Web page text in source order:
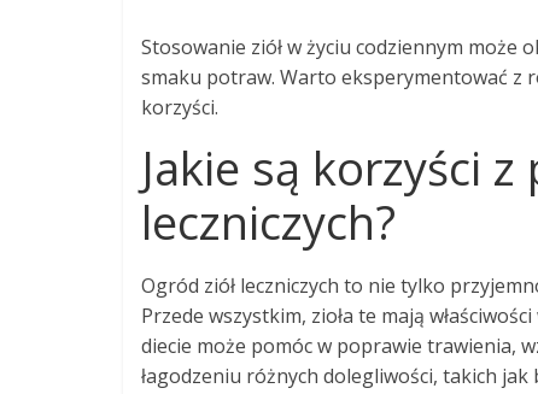
Stosowanie ziół w życiu codziennym może
smaku potraw. Warto eksperymentować z
korzyści.
Jakie są korzyści
leczniczych?
Ogród ziół leczniczych to nie tylko
Przede wszystkim, zioła te mają
diecie może pomóc w poprawie trawienia,
łagodzeniu różnych dolegliwości, takich jak